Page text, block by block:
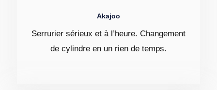
Akajoo
Serrurier sérieux et à l’heure. Changement
de cylindre en un rien de temps.